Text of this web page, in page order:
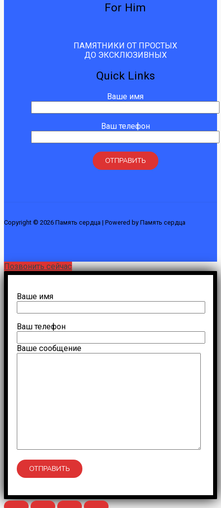
For Him
ПАМЯТНИКИ ОТ ПРОСТЫХ
ДО ЭКСКЛЮЗИВНЫХ
Quick Links
Ваше имя
Ваш телефон
Copyright © 2026 Память сердца | Powered by Память сердца
Позвонить сейчас
Ваше имя
Ваш телефон
Ваше сообщение